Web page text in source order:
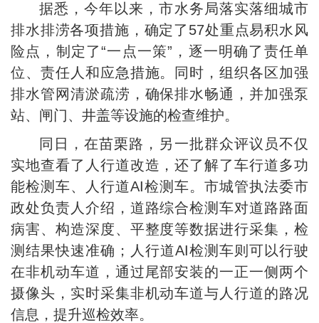
据悉，今年以来，市水务局落实落细城市
排水排涝各项措施，确定了57处重点易积水风
险点，制定了“一点一策”，逐一明确了责任单
位、责任人和应急措施。同时，组织各区加强
排水管网清淤疏涝，确保排水畅通，并加强泵
站、闸门、井盖等设施的检查维护。
同日，在苗栗路，另一批群众评议员不仅
实地查看了人行道改造，还了解了车行道多功
能检测车、人行道AI检测车。市城管执法委市
政处负责人介绍，道路综合检测车对道路路面
病害、构造深度、平整度等数据进行采集，检
测结果快速准确；人行道AI检测车则可以行驶
在非机动车道，通过尾部安装的一正一侧两个
摄像头，实时采集非机动车道与人行道的路况
信息，提升巡检效率。